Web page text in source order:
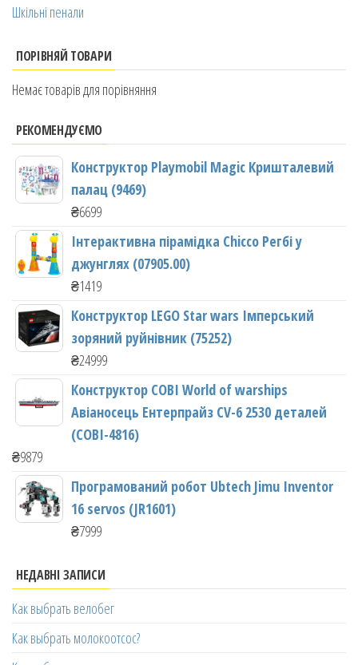
Шкільні пенали
ПОРІВНЯЙ ТОВАРИ
Немає товарів для порівняння
РЕКОМЕНДУЄМО
Конструктор Playmobil Magic Кришталевий
палац (9469)
₴6699
Інтерактивна пірамідка Chicco Регбі у
джунглях (07905.00)
₴1419
Конструктор LEGO Star wars Імперський
зоряний руйнівник (75252)
₴24999
Конструктор COBI World of warships
Авіаносець Ентерпрайз CV-6 2530 деталей
(COBI-4816)
₴9879
Програмований робот Ubtech Jimu Inventor
16 servos (JR1601)
₴7999
НЕДАВНІ ЗАПИСИ
Как выбрать велобег
Как выбрать молокоотсос?